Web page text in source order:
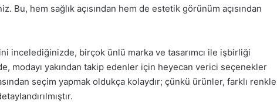
Bu, hem sağlık açısından hem de estetik görünüm açısından
incelediğinizde, birçok ünlü marka ve tasarımcı ile işbirliği
modayı yakından takip edenler için heyecan verici seçenekler
seçim yapmak oldukça kolaydır; çünkü ürünler, farklı